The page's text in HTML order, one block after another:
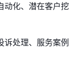
动化、潜在客户挖
诉处理、服务案例